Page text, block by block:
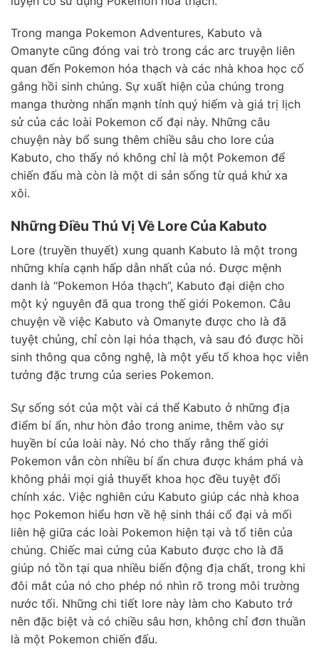
Trong manga Pokemon Adventures, Kabuto và
Omanyte cũng đóng vai trò trong các arc truyện liên
quan đến Pokemon hóa thạch và các nhà khoa học cố
gắng hồi sinh chúng. Sự xuất hiện của chúng trong
manga thường nhấn mạnh tính quý hiếm và giá trị lịch
sử của các loài Pokemon cổ đại này. Những câu
chuyện này bổ sung thêm chiều sâu cho lore của
Kabuto, cho thấy nó không chỉ là một Pokemon để
chiến đấu mà còn là một di sản sống từ quá khứ xa
xôi.
Những Điều Thú Vị Về Lore Của Kabuto
Lore (truyền thuyết) xung quanh Kabuto là một trong
những khía cạnh hấp dẫn nhất của nó. Được mệnh
danh là “Pokemon Hóa thạch”, Kabuto đại diện cho
một kỷ nguyên đã qua trong thế giới Pokemon. Câu
chuyện về việc Kabuto và Omanyte được cho là đã
tuyệt chủng, chỉ còn lại hóa thạch, và sau đó được hồi
sinh thông qua công nghệ, là một yếu tố khoa học viễn
tưởng đặc trưng của series Pokemon.
Sự sống sót của một vài cá thể Kabuto ở những địa
điểm bí ẩn, như hòn đảo trong anime, thêm vào sự
huyền bí của loài này. Nó cho thấy rằng thế giới
Pokemon vẫn còn nhiều bí ẩn chưa được khám phá và
không phải mọi giả thuyết khoa học đều tuyệt đối
chính xác. Việc nghiên cứu Kabuto giúp các nhà khoa
học Pokemon hiểu hơn về hệ sinh thái cổ đại và mối
liên hệ giữa các loài Pokemon hiện tại và tổ tiên của
chúng. Chiếc mai cứng của Kabuto được cho là đã
giúp nó tồn tại qua nhiều biến động địa chất, trong khi
đôi mắt của nó cho phép nó nhìn rõ trong môi trường
nước tối. Những chi tiết lore này làm cho Kabuto trở
nên đặc biệt và có chiều sâu hơn, không chỉ đơn thuần
là một Pokemon chiến đấu.